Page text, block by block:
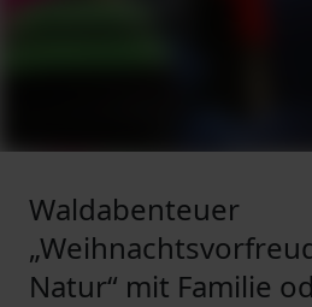
Waldabenteuer
Natur“ mit Familie